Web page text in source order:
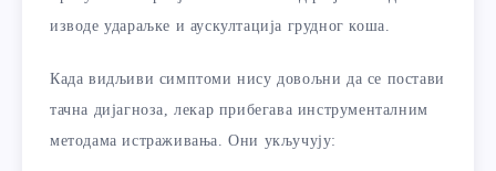
изводе удараљке и аускултација грудног коша.
Када видљиви симптоми нису довољни да се постави
тачна дијагноза, лекар прибегава инструменталним
методама истраживања. Они укључују: